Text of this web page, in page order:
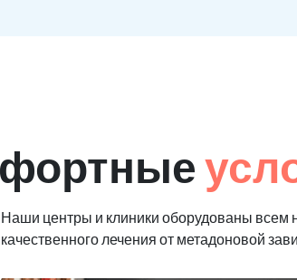
Наши центры и клиники оборудованы всем
качественного лечения от метадоновой